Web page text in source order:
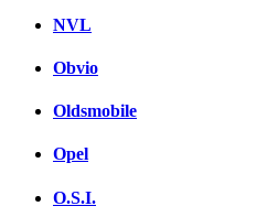
NVL
Obvio
Oldsmobile
Opel
O.S.I.